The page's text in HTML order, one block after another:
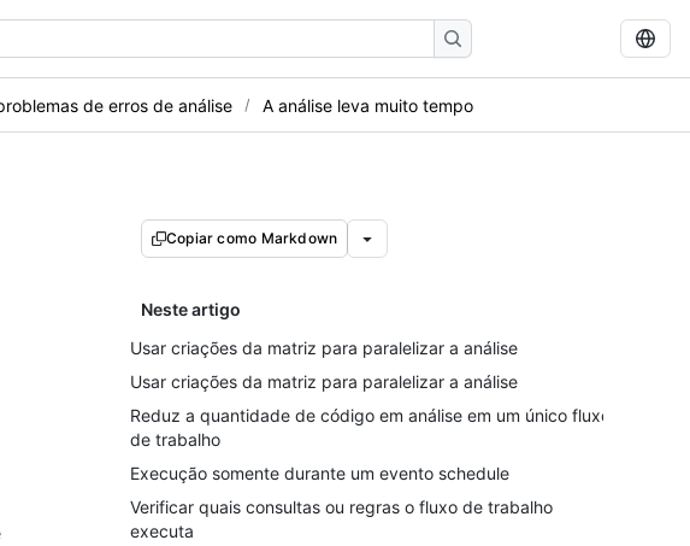
de erros de análise A análise leva muito tempo
Copiar como Markdown
Neste artigo
Usar criações da matriz para paralelizar a análise
Usar criações da matriz para paralelizar a análise
Reduz a quantidade de código em análise em um único fluxo
de trabalho
Execução somente durante um evento schedule
Verificar quais consultas ou regras o fluxo de trabalho
executa